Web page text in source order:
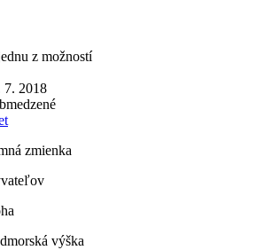
z možností
7. 2018
zmienka
výška